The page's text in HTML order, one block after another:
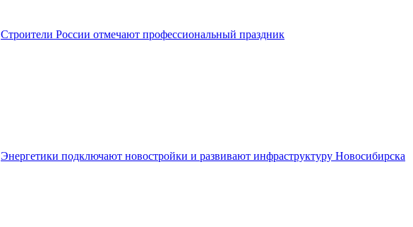
Строители России отмечают профессиональный праздник
Энергетики подключают новостройки и развивают инфраструктуру Новосибирска